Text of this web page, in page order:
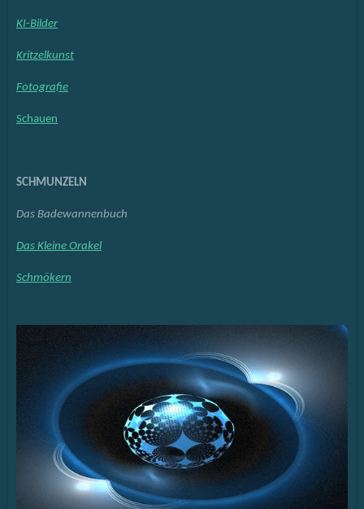
KI-Bilder
Kritzelkunst
Fotografie
Schauen
SCHMUNZELN
Das Badewannenbuch
Das Kleine Orakel
Schmökern